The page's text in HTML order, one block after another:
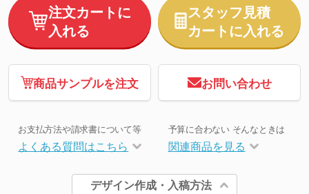
注文カートに
入れる
スタッフ見積
カートに入れる
商品サンプルを注文 お問い合わせ
お支払方法や請求書について等
よくある質問はこちら
予算に合わない そんなときは
関連商品を見る
デザイン作成・入稿方法